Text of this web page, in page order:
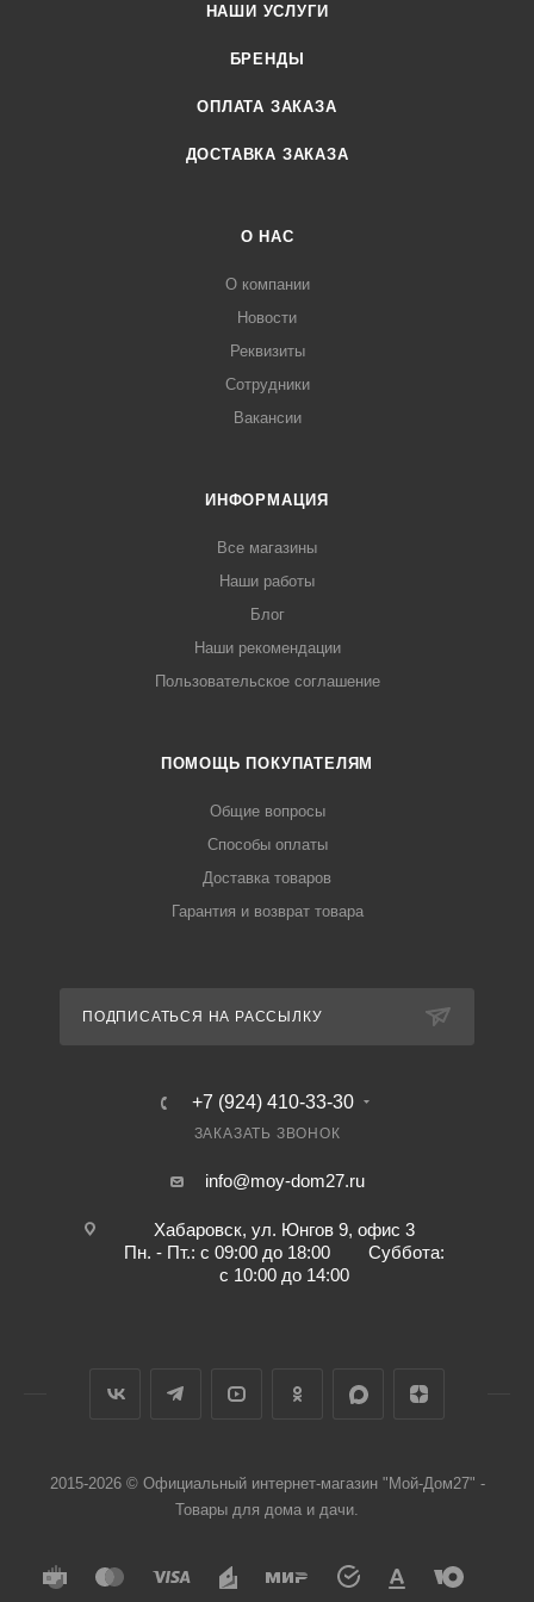
НАШИ УСЛУГИ
БРЕНДЫ
ОПЛАТА ЗАКАЗА
ДОСТАВКА ЗАКАЗА
О НАС
О компании
Новости
Реквизиты
Сотрудники
Вакансии
ИНФОРМАЦИЯ
Все магазины
Наши работы
Блог
Наши рекомендации
Пользовательское соглашение
ПОМОЩЬ ПОКУПАТЕЛЯМ
Общие вопросы
Способы оплаты
Доставка товаров
Гарантия и возврат товара
ПОДПИСАТЬСЯ НА РАССЫЛКУ
+7 (924) 410-33-30
ЗАКАЗАТЬ ЗВОНОК
info@moy-dom27.ru
Хабаровск, ул. Юнгов 9, офис 3
Пн. - Пт.: с 09:00 до 18:00 Суббота:
с 10:00 до 14:00
2015-2026 © Официальный интернет-магазин "Мой-Дом27" -
Товары для дома и дачи.